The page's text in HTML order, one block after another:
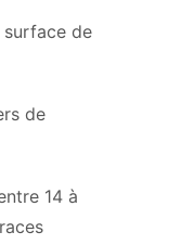
de
de
14 à